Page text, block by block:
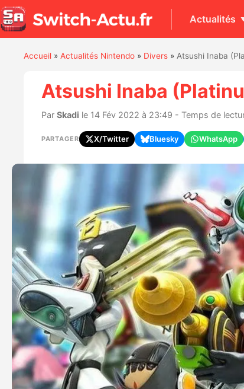
Actualités
Accueil» Actualités Nintendo» Divers» Atsushi Inaba
Atsushi Inaba
Par Skadi le 14 Fév 2022 à 23:49 - Temps de
PARTAGER X/Twitter Bluesky WhatsApp